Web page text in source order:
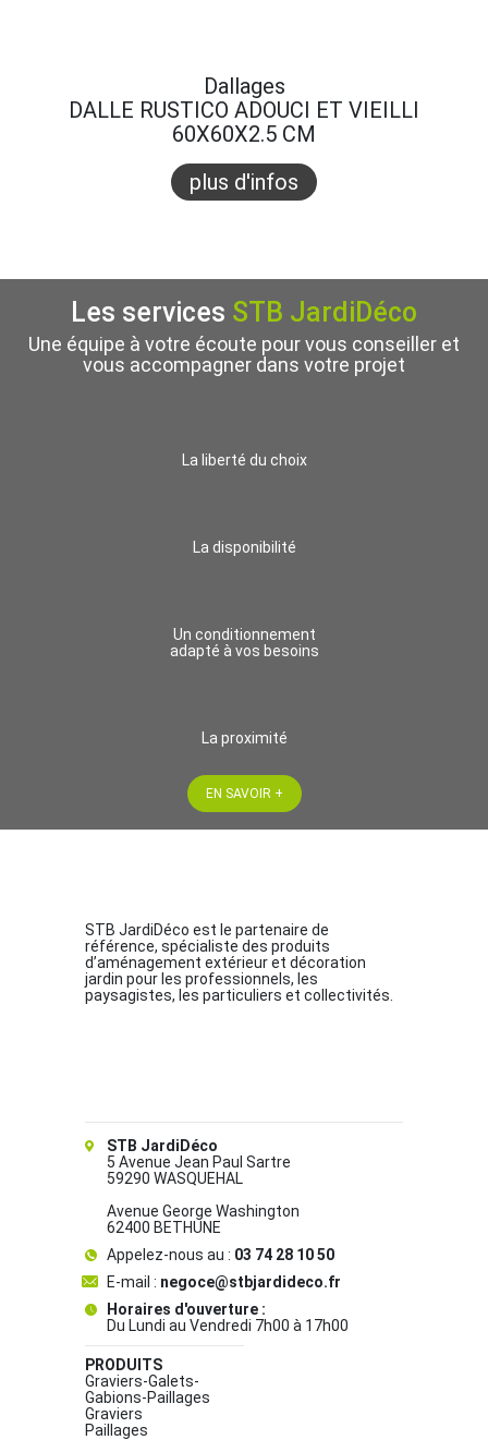
Dallages
DALLE RUSTICO ADOUCI ET VIEILLI
60X60X2.5 CM
plus d'infos
Les services STB JardiDéco
Une équipe à votre écoute pour vous conseiller et
vous accompagner dans votre projet
La liberté du choix
La disponibilité
Un conditionnement
adapté à vos besoins
La proximité
EN SAVOIR +
STB JardiDéco est le partenaire de
référence, spécialiste des produits
d’aménagement extérieur et décoration
jardin pour les professionnels, les
paysagistes, les particuliers et collectivités.
STB JardiDéco
5 Avenue Jean Paul Sartre
59290 WASQUEHAL
Avenue George Washington
62400 BETHUNE
Appelez-nous au : 03 74 28 10 50
E-mail : negoce@stbjardideco.fr
Horaires d'ouverture :
Du Lundi au Vendredi 7h00 à 17h00
PRODUITS
Graviers-Galets-
Gabions-Paillages
Graviers
Paillages